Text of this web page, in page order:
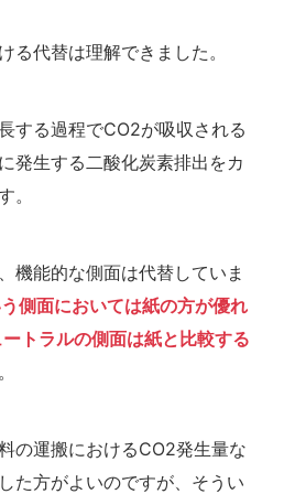
る代替は理解できました。
する過程でCO2が吸収される
発生する二酸化炭素排出をカ
。
機能的な側面は代替していま
側面においては紙の方が優れ
トラルの側面は紙と比較する
の運搬におけるCO2発生量な
た方がよいのですが、そうい